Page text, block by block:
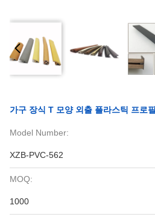
가구 장식 T 모양 외출 플라스틱 프로
Model Number:
XZB-PVC-562
MOQ:
1000